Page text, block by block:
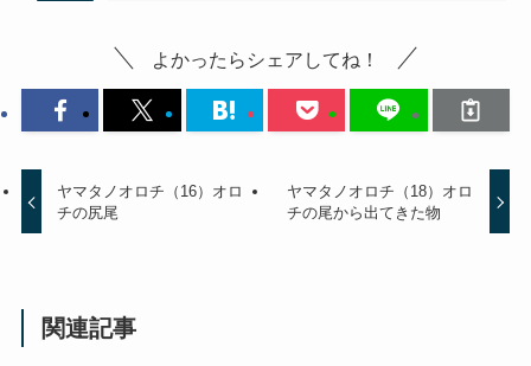
よかったらシェアしてね！
ヤマタノオロチ（16）オロ
チの尻尾
ヤマタノオロチ（18）オロ
チの尾から出てきた物
関連記事